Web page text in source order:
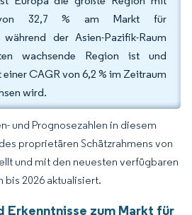
32,7 % am Markt für
während der Asien-Pazifik-Raum
wachsende Region ist und
CAGR von 6,2 % im Zeitraum
wird.
und Prognosezahlen in diesem
proprietären Schätzrahmens von
und mit den neuesten verfügbaren
bis 2026 aktualisiert.
Erkenntnisse zum Markt für